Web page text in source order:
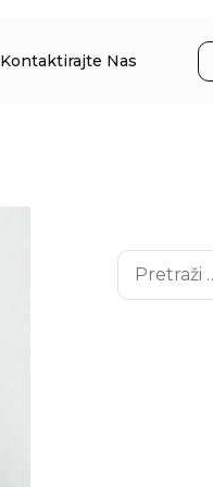
Kontaktirajte Nas
Pretraži: